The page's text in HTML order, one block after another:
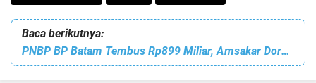
Baca berikutnya:
PNBP BP Batam Tembus Rp899 Miliar, Amsakar Dorong Anggaran 2027 Fokus ke Infrastruktur Strategis